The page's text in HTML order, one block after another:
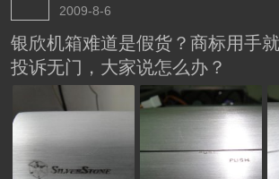
2009-8-6
银欣机箱难道是假货？商标用手
投诉无门，大家说怎么办？